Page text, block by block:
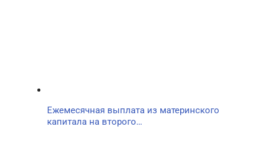
Ежемесячная выплата из материнского
капитала на второго…